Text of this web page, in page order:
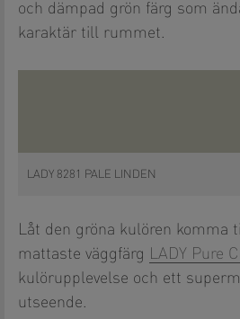
och dämpad grön färg som
karaktär till rummet.
LADY 8281 PALE LINDEN
Låt den gröna kulören komma
mattaste väggfärg LADY Pure
kulörupplevelse och ett
utseende.